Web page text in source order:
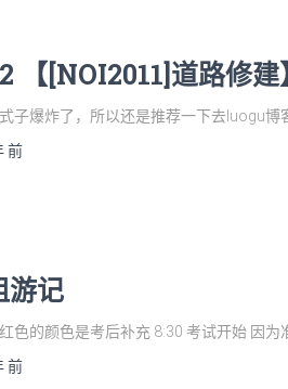
[NOI2011]道路修建】
子爆炸了，所以还是推荐一下去luogu博
前
游记
色的颜色是考后补充 8:30 考试开始 因
前